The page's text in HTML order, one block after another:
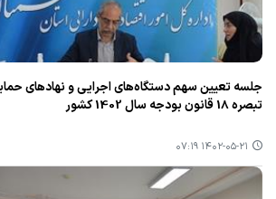
جلسه تعیین سهم دستگاه‌های اجرایی و نهادهای
تبصره 18 قانون بودجه سال 1402 كشور
۱۴۰۲-۰۵-۲۱ ۰۷:۱۹